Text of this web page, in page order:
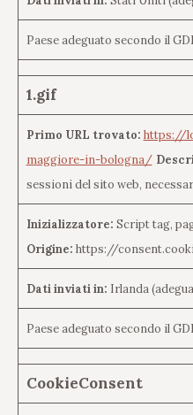
Paese adeguato secondo il
1.gif
Primo URL trovato: https://
maggiore-in-bologna/
sessioni del sito web,
Inizializzatore: Script tag,
Origine: https://
Dati inviati in: Irlanda
Paese adeguato secondo il
CookieConsent